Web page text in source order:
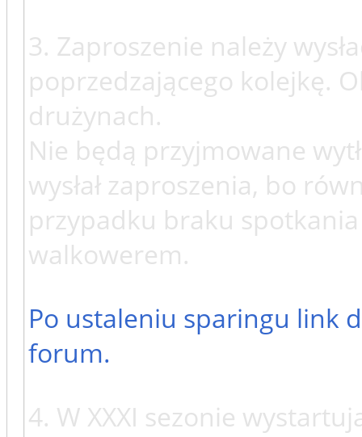
3. Zaproszenie należy
poprzedzającego kolejkę.
drużynach.
Nie będą przyjmowane
wysłał zaproszenia, bo
przypadku braku
walkowerem.
Po ustaleniu sparingu link
forum.
4. W XXXI sezonie